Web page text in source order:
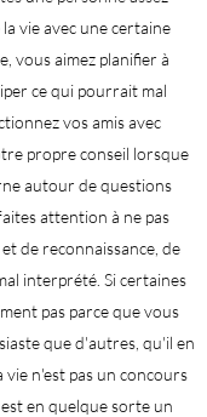
vie avec une certaine
vous aimez planifier à
ce qui pourrait mal
vos amis avec
propre conseil lorsque
autour de questions
attention à ne pas
de reconnaissance, de
interprété. Si certaines
pas parce que vous
que d'autres, qu'il en
vie n'est pas un concours
en quelque sorte un